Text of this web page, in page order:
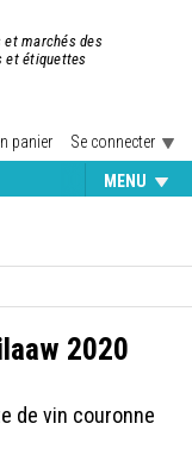
et marchés des
et étiquettes
panier Se connecter
MENU
2020
de vin couronne